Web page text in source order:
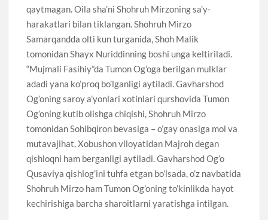
qaytmagan. Oila sha’ni Shohruh Mirzoning sa’y-
harakatlari bilan tiklangan. Shohruh Mirzo
Samarqandda olti kun turganida, Shoh Malik
tomonidan Shayx Nuriddinning boshi unga keltiriladi.
“Mujmali Fasihiy”da Tumon Og’oga berilgan mulklar
adadi yana ko’proq bo’lganligi aytiladi. Gavharshod
Og’oning saroy a’yonlari xotinlari qurshovida Tumon
Og’oning kutib olishga chiqishi, Shohruh Mirzo
tomonidan Sohibqiron bevasiga – o’gay onasiga mol va
mutavajihat, Xobushon viloyatidan Majroh degan
qishloqni ham berganligi aytiladi. Gavharshod Og’o
Qusaviya qishlog’ini tuhfa etgan bo’lsada, o’z navbatida
Shohruh Mirzo ham Tumon Og’oning to’kinlikda hayot
kechirishiga barcha sharoitlarni yaratishga intilgan.